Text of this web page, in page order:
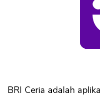
BRI Ceria adalah